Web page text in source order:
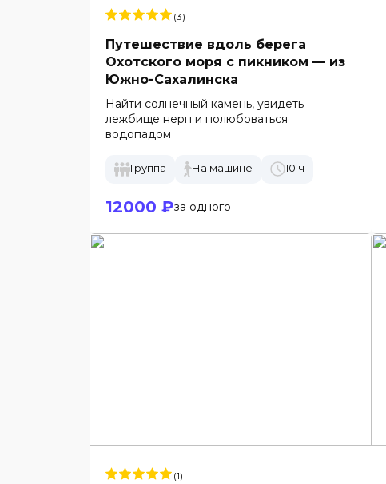
(3)
Путешествие вдоль берега
Охотского моря с пикником — из
Южно-Сахалинска
Найти солнечный камень, увидеть
лежбище нерп и полюбоваться
водопадом
Группа На машине 10 ч
12000 ₽за одного
(1)